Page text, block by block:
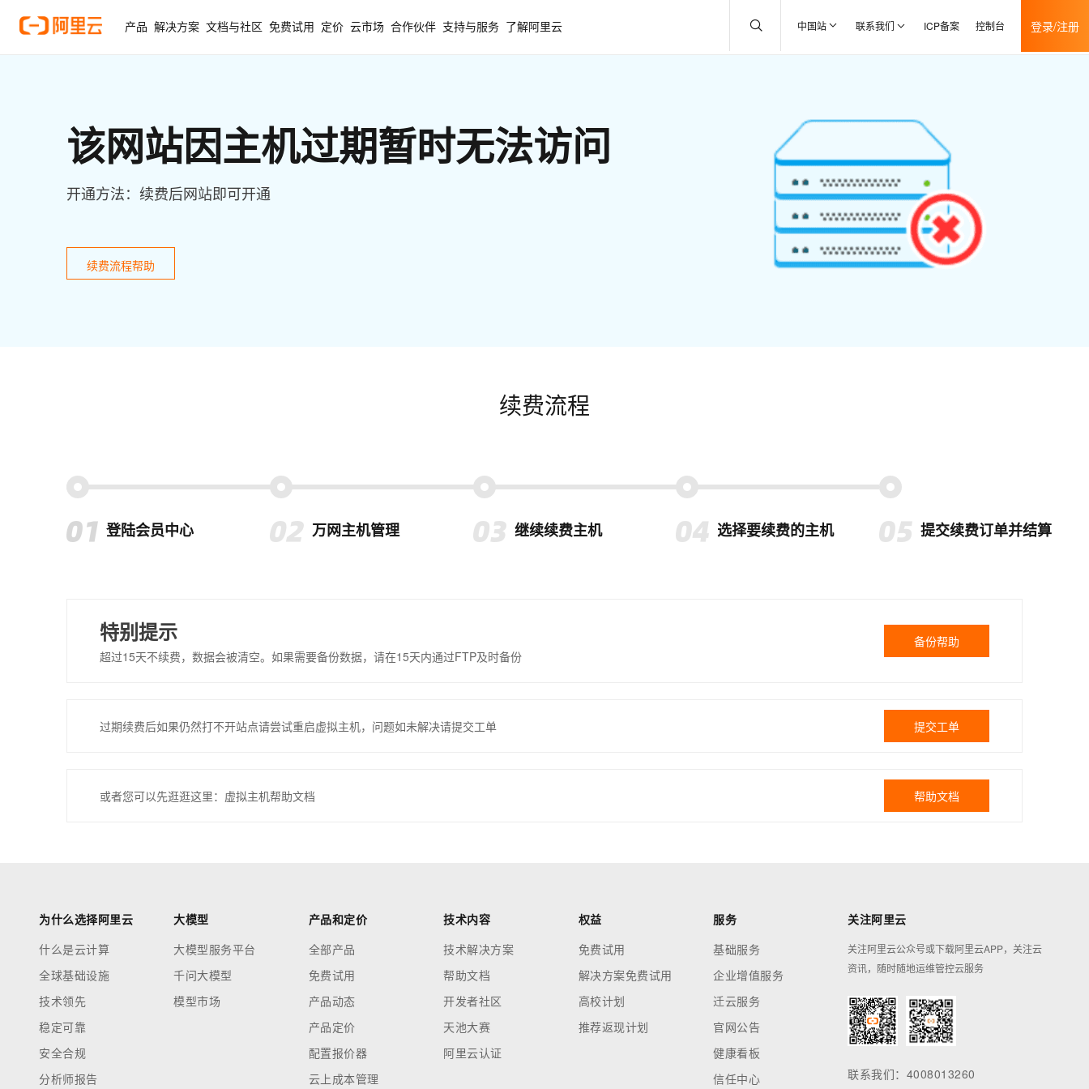
产品 解决方案 文档与社区 免费试用 定价 云市场 合作伙伴 支持与服务 了解阿里云 中国站 联系我们 ICP备案 控制台 登录/注册
该网站因主机过期暂时无法访问
开通方法：续费后网站即可开通
续费流程帮助
续费流程
登陆会员中心 万网主机管理 继续续费主机 选择要续费的主机 提交续费订单并结算
特别提示
超过15天不续费，数据会被清空。如果需要备份数据，请在15天内通过FTP及时备份
备份帮助
过期续费后如果仍然打不开站点请尝试重启虚拟主机，问题如未解决请提交工单 提交工单
或者您可以先逛逛这里：虚拟主机帮助文档 帮助文档